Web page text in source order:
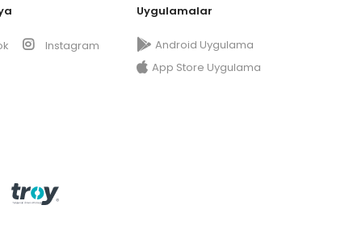
Instagram
Uygulamalar
Android Uygulama
App Store Uygulama